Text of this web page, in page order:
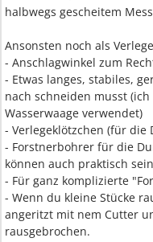
halbwegs gescheitem
Ansonsten noch als
- Anschlagwinkel zum
- Etwas langes, stabiles,
nach schneiden musst
Wasserwaage verwendet)
- Verlegeklötzchen (für die
- Forstnerbohrer für die
können auch praktisch sein
- Für ganz komplizierte
- Wenn du kleine Stücke
angeritzt mit nem Cutter
rausgebrochen.